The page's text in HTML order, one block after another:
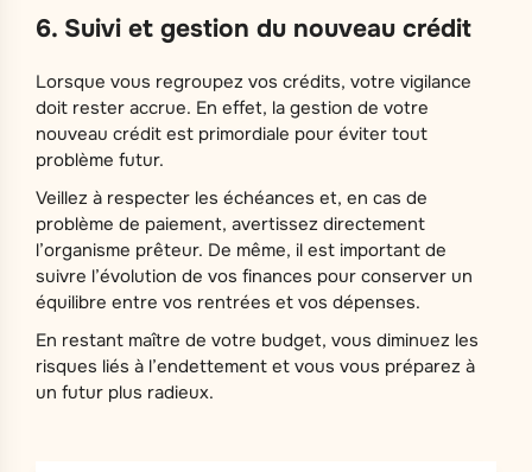
6. Suivi et gestion du nouveau crédit
Lorsque vous regroupez vos crédits, votre vigilance
doit rester accrue. En effet, la gestion de votre
nouveau crédit est primordiale pour éviter tout
problème futur.
Veillez à respecter les échéances et, en cas de
problème de paiement, avertissez directement
l’organisme prêteur. De même, il est important de
suivre l’évolution de vos finances pour conserver un
équilibre entre vos rentrées et vos dépenses.
En restant maître de votre budget, vous diminuez les
risques liés à l’endettement et vous vous préparez à
un futur plus radieux.